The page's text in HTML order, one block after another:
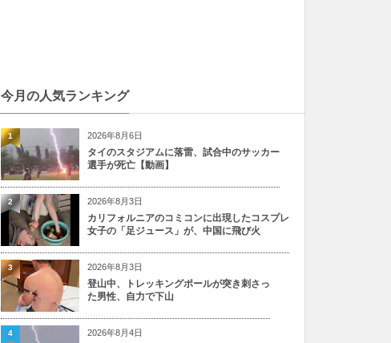
今月の人気ランキング
2026年8月6日
タイのスタジアムに落雷、試合中のサッカー
選手が死亡【動画】
1
2026年8月3日
カリフォルニアのコミコンに出現したコスプレ
女子の「足ジュース」が、中国に飛び火
2
2026年8月3日
登山中、トレッキングポールが突き刺さっ
た男性、自力で下山
3
2026年8月4日
4